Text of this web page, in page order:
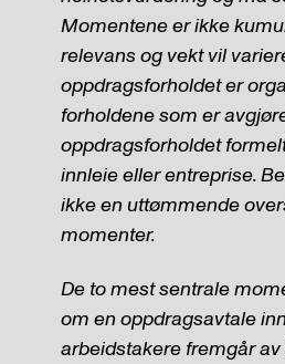
Momentene er ikke
relevans og vekt vil
oppdragsforholdet er
forholdene som er
oppdragsforholdet
innleie eller entreprise.
ikke en uttømmende
momenter.
De to mest sentrale
om en oppdragsavtale
arbeidstakere fremgår